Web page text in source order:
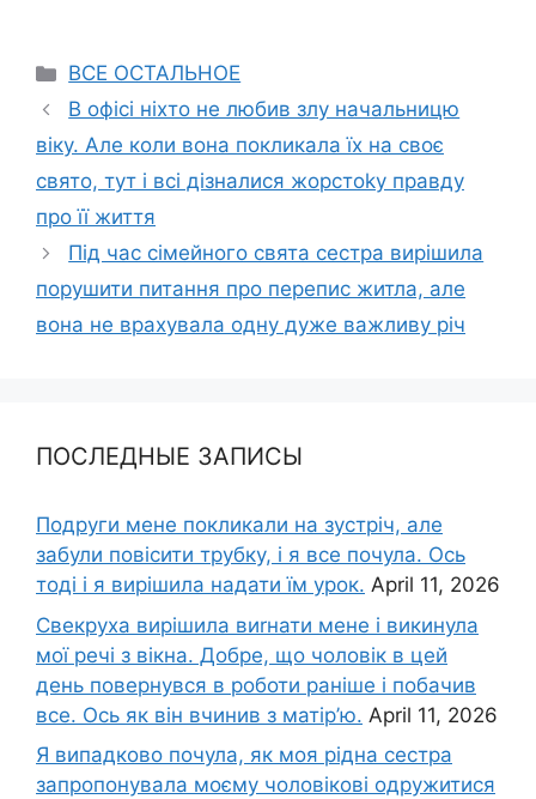
Categories
ВСЕ ОСТАЛЬНОЕ
В офісі ніхто не любив злу начальницю
віку. Але коли вона покликала їх на своє
свято, тут і всі дізналися жорстоkу правду
про її життя
Під час сімейного свята сестра вирішила
порушити питання про перепис житла, але
вона не врахувала одну дуже важливу річ
ПОСЛЕДНЫЕ ЗАПИСЫ
Подруги мене покликали на зустріч, але
забули повісити трубку, і я все почула. Ось
тоді і я вирішила надати їм урок. April 11, 2026
Свекруха вирішила виrнати мене і викинула
мої речі з вікна. Добре, що чоловік в цей
день повернувся в роботи раніше і побачив
все. Ось як він вчинив з матір’ю. April 11, 2026
Я випадково почула, як моя рідна сестра
запропонувала моєму чоловікові одружитися